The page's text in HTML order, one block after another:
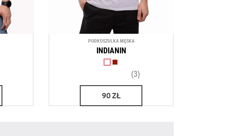
PODKOSZULKA MĘSKA
INDIANIN
(3)
90ZŁ